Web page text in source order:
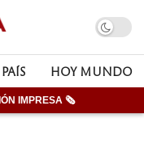
HOY MUNDO
IMPRESA 🗞